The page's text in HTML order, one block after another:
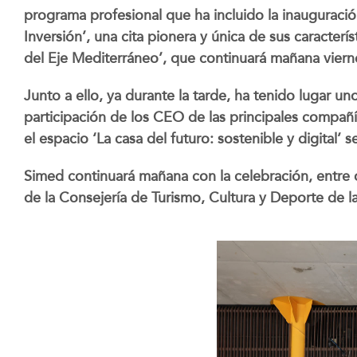
programa profesional que ha incluido la
Inversión’, una cita pionera y única de sus
del Eje Mediterráneo’, que continuará mañana
Junto a ello, ya durante la tarde, ha tenido lugar
participación de los CEO de las principales
el espacio ‘La casa del futuro: sostenible y digital’
Simed continuará mañana con la celebración,
de la Consejería de Turismo, Cultura y Deporte